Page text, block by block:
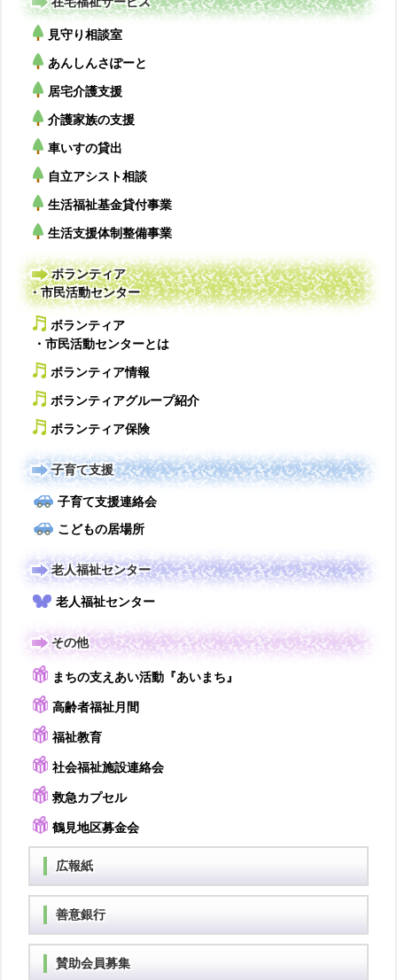
見守り相談室
あんしんさぽーと
居宅介護支援
介護家族の支援
車いすの貸出
自立アシスト相談
生活福祉基金貸付事業
生活支援体制整備事業
ボランティア
・市民活動センター
ボランティア
・市民活動センターとは
ボランティア情報
ボランティアグループ紹介
ボランティア保険
子育て支援
子育て支援連絡会
こどもの居場所
老人福祉センター
老人福祉センター
その他
まちの支えあい活動『あいまち』
高齢者福祉月間
福祉教育
社会福祉施設連絡会
救急カプセル
鶴見地区募金会
広報紙
善意銀行
賛助会員募集